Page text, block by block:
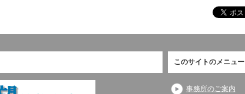
このサイトのメニュー
事務所のご案内